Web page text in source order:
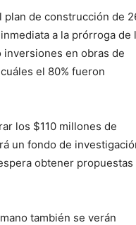
plan de construcción de
a la prórroga de
inversiones en obras de
el 80% fueron
los $110 millones de
un fondo de
obtener propuestas
también se verán